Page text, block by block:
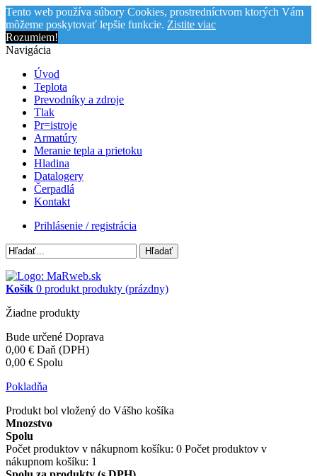
Tento web používa súbory Cookies, prostredníctvom ktorých Vám
môžeme poskytovať lepšie funkcie. Zistite viac
Rozumiem!
Navigácia
Úvod
Teplota
Prevodníky a zdroje
Tlak
Pr=istroje
Armatúry
Meranie tepla a prietoku
Hladina
Datalogery
Čerpadlá
Kontakt
Prihlásenie / registrácia
Hľadať
Košík 0 produkt produkty (prázdny)
Žiadne produkty
Bude určené Doprava
0,00 € Daň (DPH)
0,00 € Spolu
Pokladňa
Produkt bol vložený do Vášho košíka
Mnozstvo
Spolu
Počet produktov v nákupnom košíku: 0 Počet produktov v
nákupnom košíku: 1